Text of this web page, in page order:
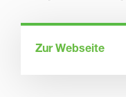
Zur Webseite